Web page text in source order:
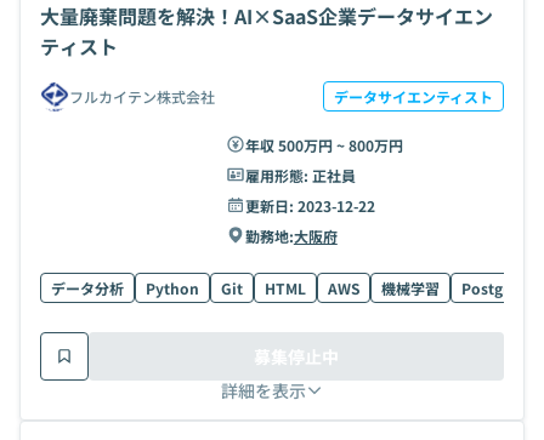
大量廃棄問題を解決！AI×SaaS企業データサイエン
ティスト
フルカイテン株式会社 データサイエンティスト
年収 500万円 ~ 800万円
雇用形態: 正社員
更新日: 2023-12-22
勤務地:大阪府
データ分析 Python Git HTML AWS 機械学習 PostgreSQL
詳細を表示
募集停止中